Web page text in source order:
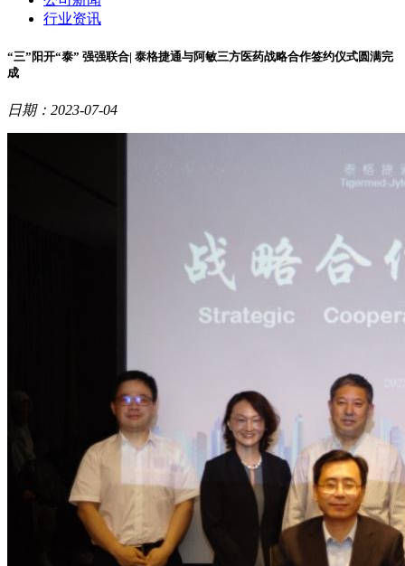
行业资讯
“三”阳开“泰” 强强联合| 泰格捷通与阿敏三方医药战略合作签约仪式圆满完
成
日期：2023-07-04